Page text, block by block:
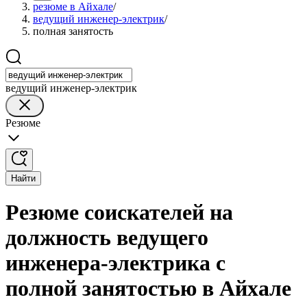
резюме в Айхале/
ведущий инженер-электрик/
полная занятость
ведущий инженер-электрик
Резюме
Найти
Резюме соискателей на
должность ведущего
инженера-электрика с
полной занятостью в Айхале